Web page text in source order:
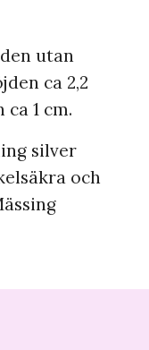
utan
ca 2,2
ca 1 cm.
silver
och